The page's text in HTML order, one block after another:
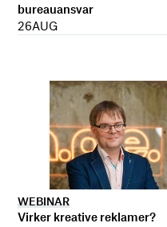
bureauansvar
26AUG
WEBINAR
Virker kreative reklamer?